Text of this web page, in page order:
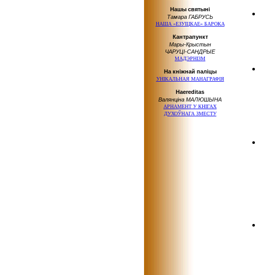
Нашы святыні
Тамара ГАБРУСЬ
НАША «ЕЗУІЦКАЕ» БАРОКА
Кантрапункт
Мары-Крыстын
ЧАРУЦІ-САНДРЫЕ
МАДЭРНІЗМ
На кніжнай паліцы
УНІКАЛЬНАЯ МАНАГРАФІЯ
Haereditas
Валянціна МАЛЮШЫНА
АРНАМЕНТ У КНІГАХ
ДУХОЎНАГА ЗМЕСТУ